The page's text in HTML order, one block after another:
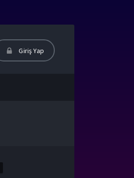
Giriş Yap